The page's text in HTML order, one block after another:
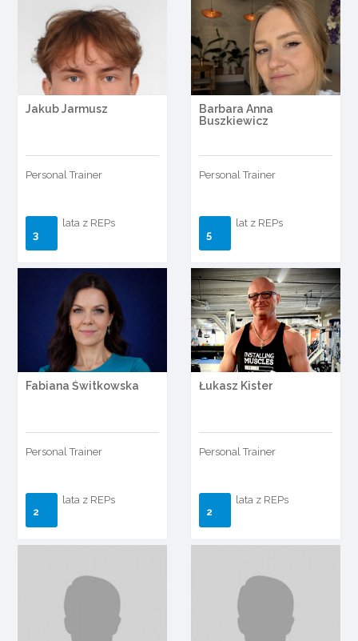
Jakub Jarmusz
Personal Trainer
3
lata z REPs
Barbara Anna
Buszkiewicz
Personal Trainer
5
lat z REPs
Fabiana Świtkowska
Personal Trainer
2
lata z REPs
Łukasz Kister
Personal Trainer
2
lata z REPs